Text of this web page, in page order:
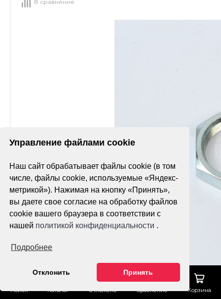
Управление файлами cookie
Наш сайт обрабатывает файлы cookie (в том
числе, файлы cookie, используемые «Яндекс-
метрикой»). Нажимая на кнопку «Принять»,
вы даете свое согласие на обработку файлов
cookie вашего браузера в соответствии с
нашей политикой конфиденциальности .
Подробнее
Отклонить Принять
Поиск Каталог Отложено Сравнение Корзина
В сравнение